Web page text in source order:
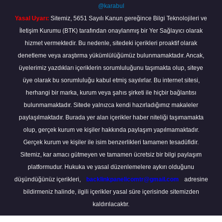
@karabul
Yasal Uyarı: Sitemiz, 5651 Sayılı Kanun gereğince Bilgi Teknolojileri ve
İletişim Kurumu (BTK) tarafından onaylanmış bir Yer Sağlayıcı olarak
hizmet vermektedir. Bu nedenle, sitedeki içerikleri proaktif olarak
denetleme veya araştırma yükümlülüğümüz bulunmamaktadır. Ancak,
üyelerimiz yazdıkları içeriklerin sorumluluğunu taşımakta olup, siteye
üye olarak bu sorumluluğu kabul etmiş sayılırlar. Bu internet sitesi,
herhangi bir marka, kurum veya şahıs şirketi ile hiçbir bağlantısı
bulunmamaktadır. Sitede yalnızca kendi hazırladığımız makaleler
paylaşılmaktadır. Burada yer alan içerikler haber niteliği taşımamakta
olup, gerçek kurum ve kişiler hakkında paylaşım yapılmamaktadır.
Gerçek kurum ve kişiler ile isim benzerlikleri tamamen tesadüfidir.
Sitemiz, kar amacı gütmeyen ve tamamen ücretsiz bir bilgi paylaşım
platformudur. Hukuka ve yasal düzenlemelere aykırı olduğunu
düşündüğünüz içerikleri,
backlinkpanelicomtr@gmail.com
adresine
bildirmeniz halinde, ilgili içerikler yasal süre içerisinde sitemizden
kaldırılacaktır.